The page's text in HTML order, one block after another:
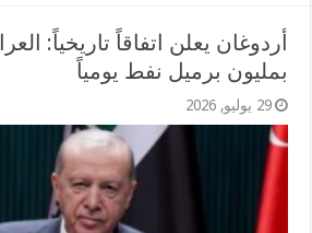
أردوغان يعلن اتفاقاً تاريخياً:
بمليون برميل نفط يومياً
29 يوليو, 2026